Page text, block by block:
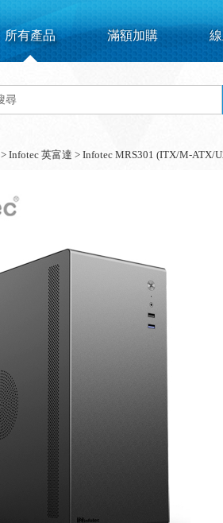
所有產品 滿額加購
> Infotec 英富達 > Infotec MRS301 (ITX/M-ATX/